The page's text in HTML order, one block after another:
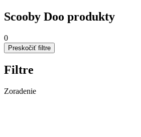
Scooby Doo produkty
0
Preskočiť filtre
Filtre
Zoradenie